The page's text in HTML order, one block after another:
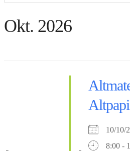
Okt. 2026
10/10/
8:00 -